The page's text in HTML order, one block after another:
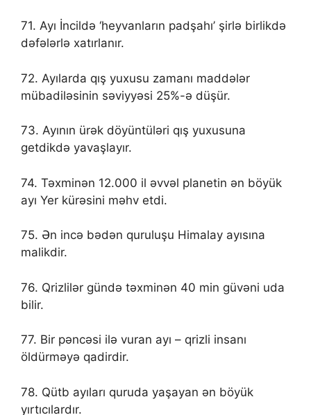
71. Ayı İncildə ‘heyvanların padşahı’ şirlə birlikdə
dəfələrlə xatırlanır.
72. Ayılarda qış yuxusu zamanı maddələr
mübadiləsinin səviyyəsi 25%-ə düşür.
73. Ayının ürək döyüntüləri qış yuxusuna
getdikdə yavaşlayır.
74. Təxminən 12.000 il əvvəl planetin ən böyük
ayı Yer kürəsini məhv etdi.
75. Ən incə bədən quruluşu Himalay ayısına
malikdir.
76. Qrizlilər gündə təxminən 40 min güvəni uda
bilir.
77. Bir pəncəsi ilə vuran ayı – qrizli insanı
öldürməyə qadirdir.
78. Qütb ayıları quruda yaşayan ən böyük
yırtıcılardır.